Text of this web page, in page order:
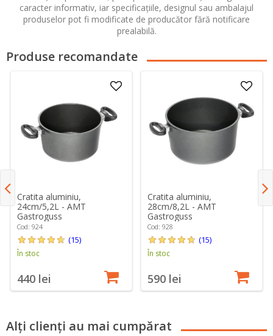
caracter informativ, iar specificațiile, designul sau ambalajul
produselor pot fi modificate de producător fără notificare
prealabilă.
Produse recomandate
Cratita aluminiu,
24cm/5,2L - AMT
Gastroguss
Cod: 924
(15)
În stoc
440 lei
Cratita aluminiu,
28cm/8,2L - AMT
Gastroguss
Cod: 928
(15)
În stoc
590 lei
Alți clienți au mai cumpărat